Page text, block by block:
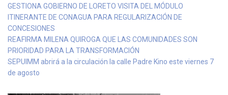
GESTIONA GOBIERNO DE LORETO VISITA DEL MÓDULO
ITINERANTE DE CONAGUA PARA REGULARIZACIÓN DE
CONCESIONES
REAFIRMA MILENA QUIROGA QUE LAS COMUNIDADES SON
PRIORIDAD PARA LA TRANSFORMACIÓN
SEPUIMM abrirá a la circulación la calle Padre Kino este viernes 7
de agosto